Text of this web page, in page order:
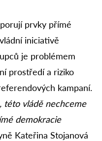
prvky přímé
iniciativě
je problémem
prostředí a riziko
kampaní.
této vládě nechceme
demokracie
Kateřina Stojanová